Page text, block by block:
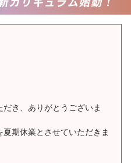
き、ありがとうございま
期休業とさせていただきま